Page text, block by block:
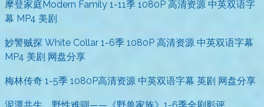
摩登家庭Modern Family 1-11季 1080P 高清资源 中英双语字
幕 MP4 美剧
妙警贼探 White Collar 1-6季 1080P 高清资源 中英双语字幕
MP4 美剧 网盘分享
梅林传奇 1-5季 1080P高清资源 中英双语字幕 英剧 网盘分享